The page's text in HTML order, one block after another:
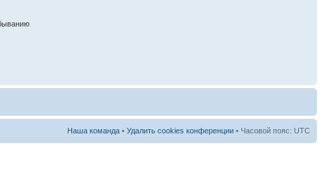
Наша команда • Удалить cookies конференции • Часовой пояс: UTC